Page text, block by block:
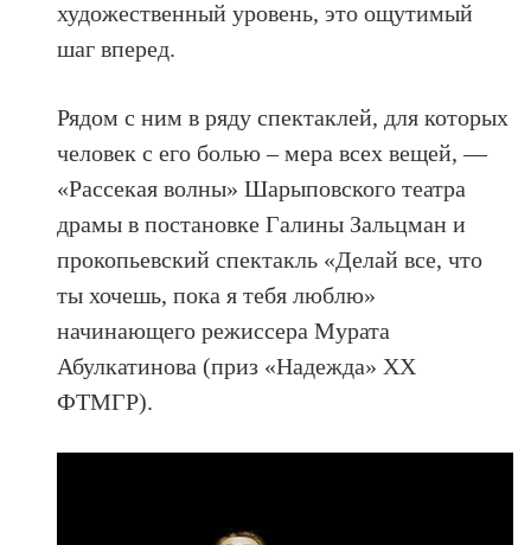
художественный уровень, это ощутимый
шаг вперед.
Рядом с ним в ряду спектаклей, для которых
человек с его болью – мера всех вещей, —
«Рассекая волны» Шарыповского театра
драмы в постановке Галины Зальцман и
прокопьевский спектакль «Делай все, что
ты хочешь, пока я тебя люблю»
начинающего режиссера Мурата
Абулкатинова (приз «Надежда» XX
ФТМГР).